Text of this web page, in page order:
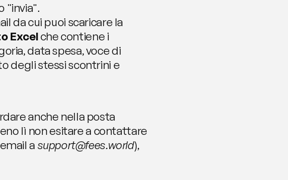
"invia".
da cui puoi scaricare la
Excel che contiene i
data spesa, voce di
degli stessi scontrini e
anche nella posta
lì non esitare a contattare
a support@fees.world),